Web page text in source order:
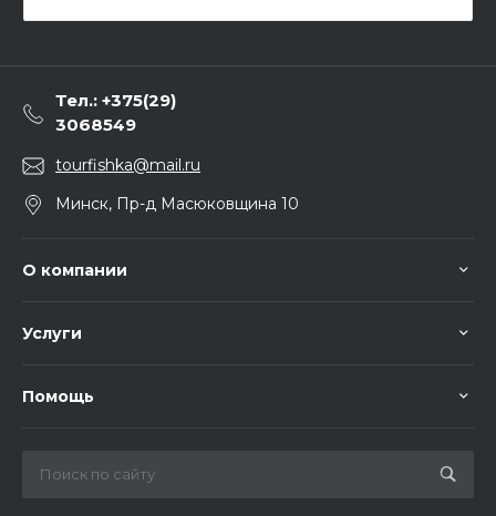
Тел.: +375(29)
3068549
tourfishka@mail.ru
Минск, Пр-д Масюковщина 10
О компании
Услуги
Помощь